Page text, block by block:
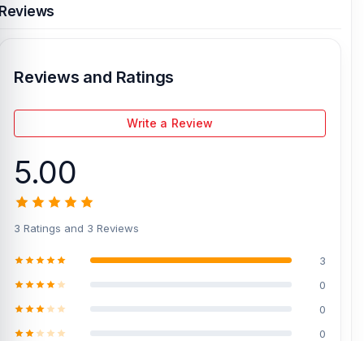
Reviews and Ratings
Write a Review
5.00
3 Ratings and 3 Reviews
3
0
0
0